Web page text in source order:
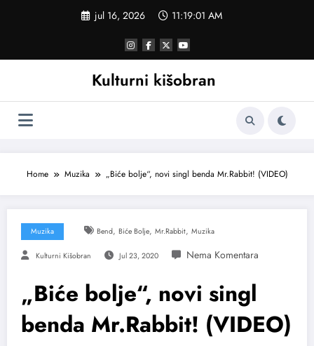
jul 16, 2026 11:19:02 AM
Kulturni kišobran
Home Muzika „Biće bolje“, novi singl benda Mr.Rabbit! (VIDEO)
Muzika Bend, Biće Bolje, Mr.rabbit, Muzika
Kulturni Kišobran Jul 23, 2020
„Biće bolje“, novi singl
benda Mr.Rabbit! (VIDEO)